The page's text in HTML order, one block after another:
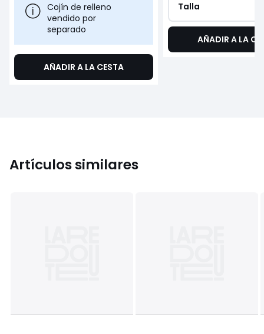
Cojín de relleno
vendido por
separado
AÑADIR A LA CESTA
Talla
AÑADIR A LA
Artículos similares